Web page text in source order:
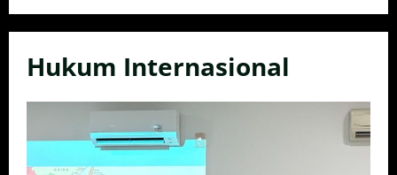
Hukum Internasional